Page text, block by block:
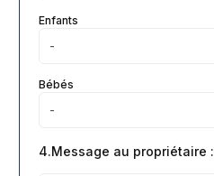
Enfants
Bébés
4.Message au propriétaire :